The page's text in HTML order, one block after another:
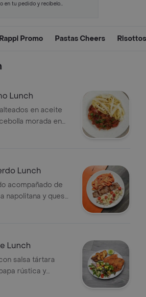
en tu pedido y recíbelo
Rappi Promo Pastas Cheers Risottos
Lunch
en aceite
morada en
salsa
Lunch
acompañado de
napolitana y queso
de lechuga,
Lunch
salsa tártara
rústica y
tomate cherry,